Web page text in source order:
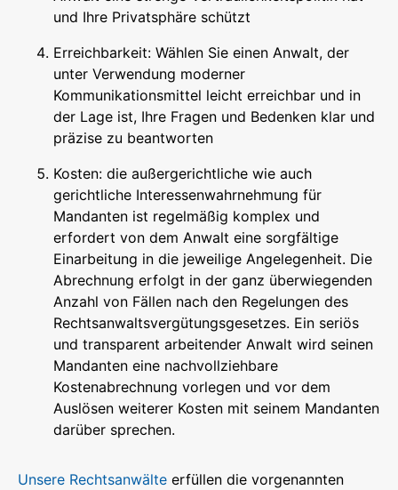
und Ihre Privatsphäre schützt
Erreichbarkeit: Wählen Sie einen Anwalt, der
unter Verwendung moderner
Kommunikationsmittel leicht erreichbar und in
der Lage ist, Ihre Fragen und Bedenken klar und
präzise zu beantworten
Kosten: die außergerichtliche wie auch
gerichtliche Interessenwahrnehmung für
Mandanten ist regelmäßig komplex und
erfordert von dem Anwalt eine sorgfältige
Einarbeitung in die jeweilige Angelegenheit. Die
Abrechnung erfolgt in der ganz überwiegenden
Anzahl von Fällen nach den Regelungen des
Rechtsanwaltsvergütungsgesetzes. Ein seriös
und transparent arbeitender Anwalt wird seinen
Mandanten eine nachvollziehbare
Kostenabrechnung vorlegen und vor dem
Auslösen weiterer Kosten mit seinem Mandanten
darüber sprechen.
Unsere Rechtsanwälteerfüllen die vorgenannten